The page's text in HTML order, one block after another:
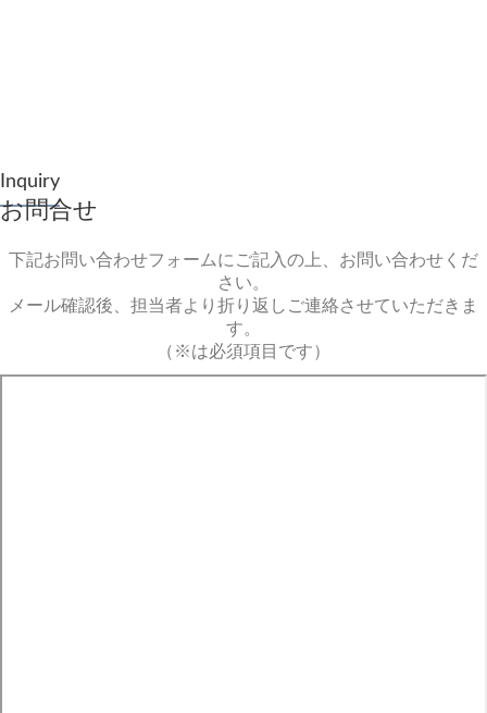
Inquiry
お問合せ
下記お問い合わせフォームにご記入の上、お問い合わせくだ
さい。
メール確認後、担当者より折り返しご連絡させていただきま
す。
（※は必須項目です）